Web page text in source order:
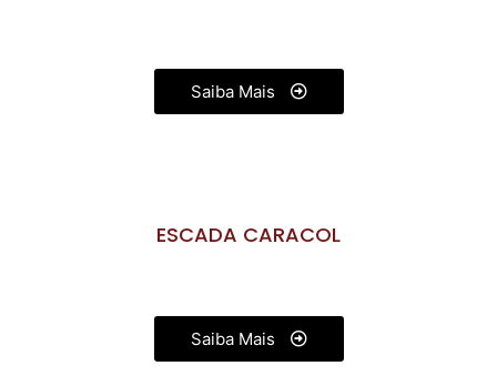
Saiba Mais
ESCADA CARACOL
Saiba Mais